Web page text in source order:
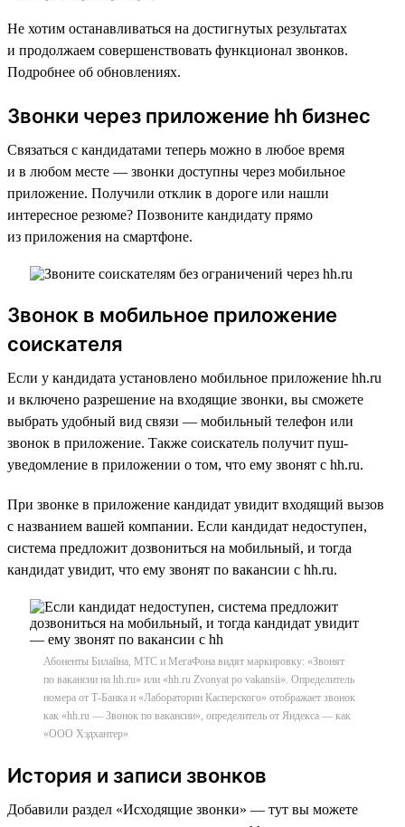
Не хотим останавливаться на достигнутых результатах
и продолжаем совершенствовать функционал звонков.
Подробнее об обновлениях.
Звонки через приложение hh бизнес
Связаться с кандидатами теперь можно в любое время
и в любом месте — звонки доступны через мобильное
приложение. Получили отклик в дороге или нашли
интересное резюме? Позвоните кандидату прямо
из приложения на смартфоне.
Звонок в мобильное приложение
соискателя
Если у кандидата установлено мобильное приложение hh.ru
и включено разрешение на входящие звонки, вы сможете
выбрать удобный вид связи — мобильный телефон или
звонок в приложение. Также соискатель получит пуш-
уведомление в приложении о том, что ему звонят с hh.ru.
При звонке в приложение кандидат увидит входящий вызов
с названием вашей компании. Если кандидат недоступен,
система предложит дозвониться на мобильный, и тогда
кандидат увидит, что ему звонят по вакансии с hh.ru.
Абоненты Билайна, МТС и МегаФона видят маркировку: «Звонят
по вакансии на hh.ru» или «hh.ru Zvonyat po vakansii». Определитель
номера от Т-Банка и «Лаборатории Касперского» отображает звонок
как «hh.ru — Звонок по вакансии», определитель от Яндекса — как
«ООО Хэдхантер»
История и записи звонков
Добавили раздел «Исходящие звонки» — тут вы можете